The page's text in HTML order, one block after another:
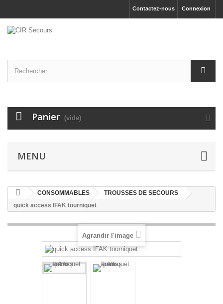
Connexion
Contactez-nous
Panier (vide)
MENU
CONSOMMABLES
TROUSSES DE SECOURS
quick access IFAK tourniquet
Agrandir l'image